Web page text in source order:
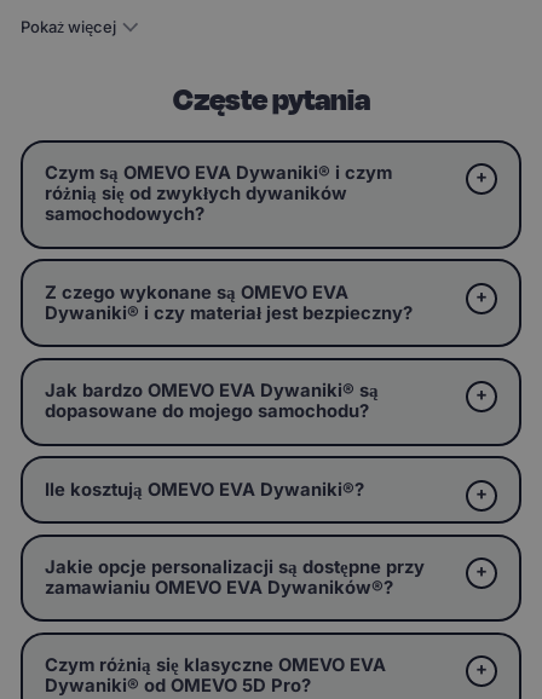
Pokaż więcej
Częste pytania
Czym są OMEVO EVA Dywaniki® i czym
różnią się od zwykłych dywaników
samochodowych?
Z czego wykonane są OMEVO EVA
Dywaniki® i czy materiał jest bezpieczny?
Jak bardzo OMEVO EVA Dywaniki® są
dopasowane do mojego samochodu?
Ile kosztują OMEVO EVA Dywaniki®?
Jakie opcje personalizacji są dostępne przy
zamawianiu OMEVO EVA Dywaników®?
Czym różnią się klasyczne OMEVO EVA
Dywaniki® od OMEVO 5D Pro?